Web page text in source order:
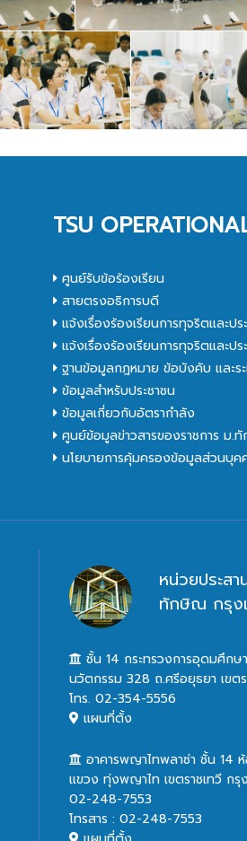
TSU
ศูนย์รับข้อร้องเรียน
สายตรงอธิการบดี
แจ้งเรื่องร้องเรียนการทุจริตและป
แจ้งเรื่องร้องเรียนการทุจริตและป
ฐานข้อมูลกฎหมาย ข้อบังคับ และร
ข้อมูลสำหรับประชาชน
ข้อมูลเกี่ยวกับอัตรากำลัง
ศูนย์ข้อมูลข่าวสารของราชการ ม.
นโยบายการคุ้มครองข้อมูลส่วนบุค
หน่วยประส
ทักษิณ กรุง
ชั้น 14 กระทรวงการอุดมศึกษ
นวัตกรรม 328 ถ.ศรีอยุธยา เขต
โทร. 02-354-5556
แผนที่ตั้ง
อาคารพญาไทพลาซ่า ชั้น 14
แขวง ทุ่งพญาไท เขตราชเทวี ก
02-248-7553
โทรสาร : 02-248-7553